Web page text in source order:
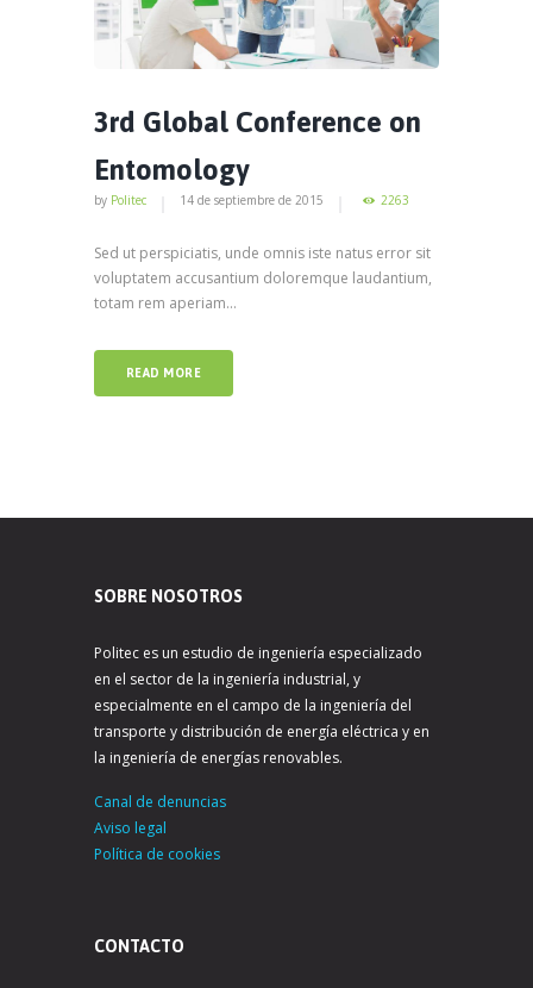
3rd Global Conference on
Entomology
by Politec 14 de septiembre de 2015 2263
Sed ut perspiciatis, unde omnis iste natus error sit
voluptatem accusantium doloremque laudantium,
totam rem aperiam...
READ MORE
SOBRE NOSOTROS
Politec es un estudio de ingeniería especializado
en el sector de la ingeniería industrial, y
especialmente en el campo de la ingeniería del
transporte y distribución de energía eléctrica y en
la ingeniería de energías renovables.
Canal de denuncias
Aviso legal
Política de cookies
CONTACTO